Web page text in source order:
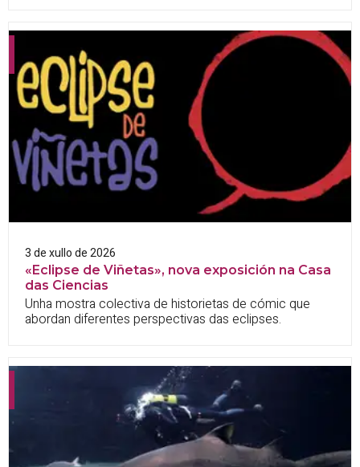
3 de xullo de 2026
«Eclipse de Viñetas», nova exposición na Casa
das Ciencias
Unha mostra colectiva de historietas de cómic que
abordan diferentes perspectivas das eclipses.